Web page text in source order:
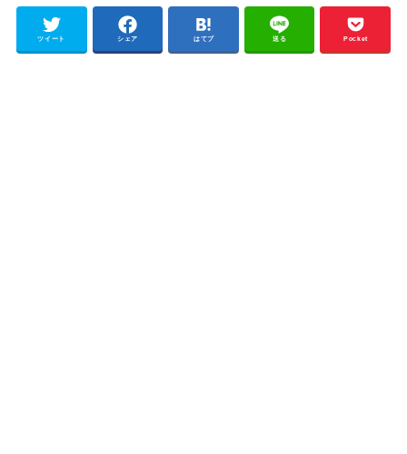
ツイート シェア はてブ 送る Pocket